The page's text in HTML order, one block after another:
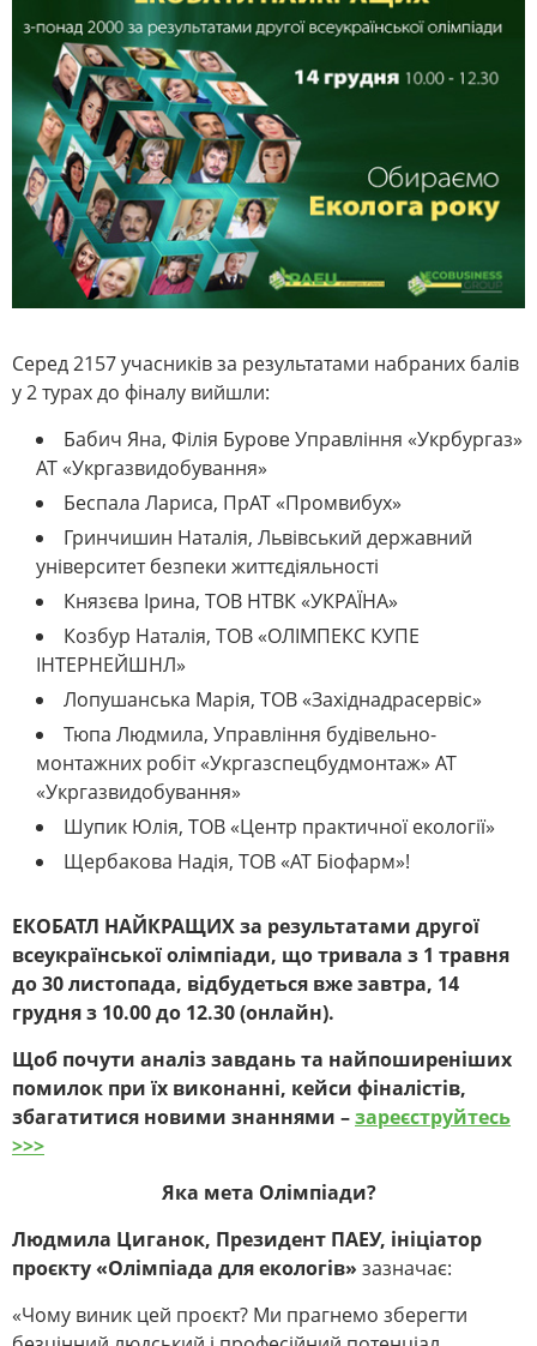
Серед 2157 учасників за результатами набраних балів
у 2 турах до фіналу вийшли:
Бабич Яна, Філія Бурове Управління «Укрбургаз»
АТ «Укргазвидобування»
Беспала Лариса, ПрАТ «Промвибух»
Гринчишин Наталія, Львівський державний
університет безпеки життєдіяльності
Князєва Ірина, ТОВ НТВК «УКРАЇНА»
Козбур Наталія, ТОВ «ОЛІМПЕКС КУПЕ
ІНТЕРНЕЙШНЛ»
Лопушанська Марія, ТОВ «Західнадрасервіс»
Тюпа Людмила, Управління будівельно-
монтажних робіт «Укргазспецбудмонтаж» АТ
«Укргазвидобування»
Шупик Юлія, ТОВ «Центр практичної екології»
Щербакова Надія, ТОВ «АТ Біофарм»!
ЕКОБАТЛ НАЙКРАЩИХ за результатами другої
всеукраїнської олімпіади, що тривала з 1 травня
до 30 листопада, відбудеться вже завтра, 14
грудня з 10.00 до 12.30 (онлайн).
Щоб почути аналіз завдань та найпоширеніших
помилок при їх виконанні, кейси фіналістів,
збагатитися новими знаннями –зареєструйтесь
>>>
Яка мета Олімпіади?
Людмила Циганок, Президент ПАЕУ, ініціатор
проєкту «Олімпіада для екологів» зазначає:
«Чому виник цей проєкт? Ми прагнемо зберегти